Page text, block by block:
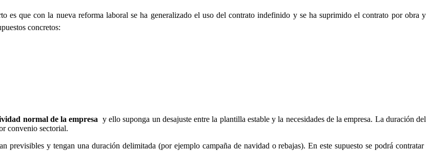
es que con la nueva reforma laboral se ha generalizado el uso del contrato indefinido y se ha suprimido el contrato por obra y
concretos:
normal de la empresa y ello suponga un desajuste entre la plantilla estable y la necesidades de la empresa. La duración del
convenio sectorial.
previsibles y tengan una duración delimitada (por ejemplo campaña de navidad o rebajas). En este supuesto se podrá contratar